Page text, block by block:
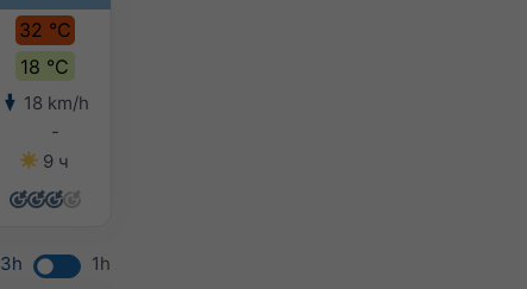
32 °C
18 °C
18 km/h
-
9 ч
3h 1h